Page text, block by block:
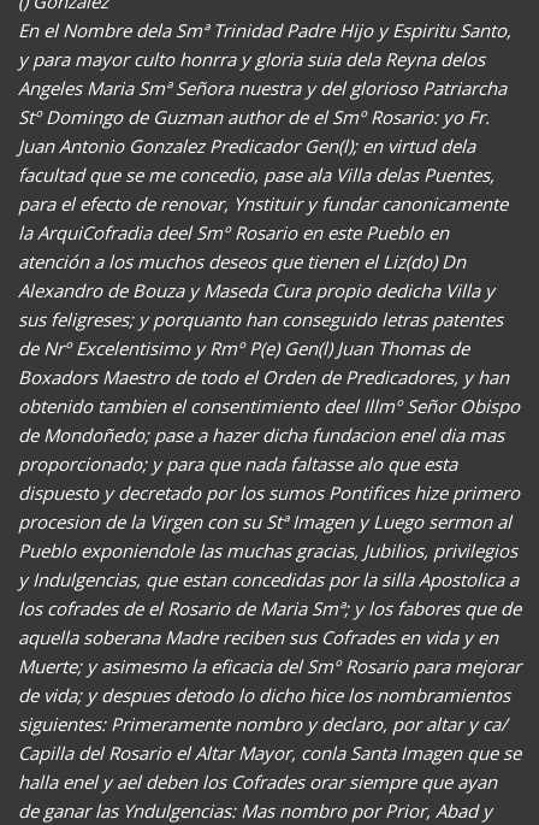
En el Nombre dela Smª Trinidad Padre Hijo y Espiritu Santo,
y para mayor culto honrra y gloria suia dela Reyna delos
Angeles Maria Smª Señora nuestra y del glorioso Patriarcha
Stº Domingo de Guzman author de el Smº Rosario: yo Fr.
Juan Antonio Gonzalez Predicador Gen(l); en virtud dela
facultad que se me concedio, pase ala Villa delas Puentes,
para el efecto de renovar, Ynstituir y fundar canonicamente
la ArquiCofradia deel Smº Rosario en este Pueblo en
atención a los muchos deseos que tienen el Liz(do) Dn
Alexandro de Bouza y Maseda Cura propio dedicha Villa y
sus feligreses; y porquanto han conseguido letras patentes
de Nrº Excelentisimo y Rmº P(e) Gen(l) Juan Thomas de
Boxadors Maestro de todo el Orden de Predicadores, y han
obtenido tambien el consentimiento deel Illmº Señor Obispo
de Mondoñedo; pase a hazer dicha fundacion enel dia mas
proporcionado; y para que nada faltasse alo que esta
dispuesto y decretado por los sumos Pontifices hize primero
procesion de la Virgen con su Stª Imagen y Luego sermon al
Pueblo exponiendole las muchas gracias, Jubilios, privilegios
y Indulgencias, que estan concedidas por la silla Apostolica a
los cofrades de el Rosario de Maria Smª; y los fabores que de
aquella soberana Madre reciben sus Cofrades en vida y en
Muerte; y asimesmo la eficacia del Smº Rosario para mejorar
de vida; y despues detodo lo dicho hice los nombramientos
siguientes: Primeramente nombro y declaro, por altar y ca/
Capilla del Rosario el Altar Mayor, conla Santa Imagen que se
halla enel y ael deben los Cofrades orar siempre que ayan
de ganar las Yndulgencias: Mas nombro por Prior, Abad y